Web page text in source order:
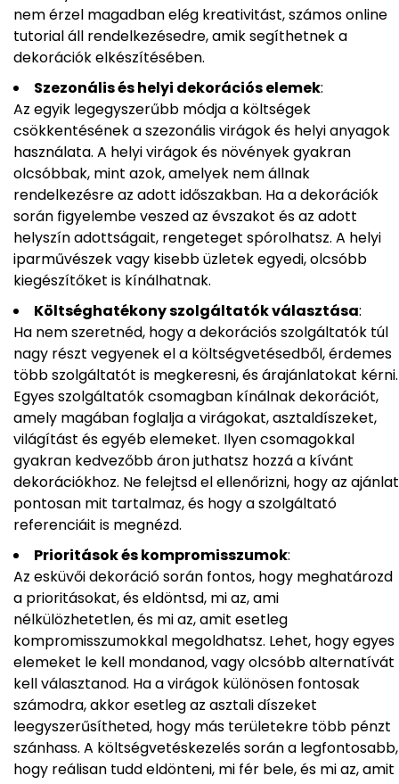
nem érzel magadban elég kreativitást, számos online
tutorial áll rendelkezésedre, amik segíthetnek a
dekorációk elkészítésében.
Szezonális és helyi dekorációs elemek:
Az egyik legegyszerűbb módja a költségek
csökkentésének a szezonális virágok és helyi anyagok
használata. A helyi virágok és növények gyakran
olcsóbbak, mint azok, amelyek nem állnak
rendelkezésre az adott időszakban. Ha a dekorációk
során figyelembe veszed az évszakot és az adott
helyszín adottságait, rengeteget spórolhatsz. A helyi
iparművészek vagy kisebb üzletek egyedi, olcsóbb
kiegészítőket is kínálhatnak.
Költséghatékony szolgáltatók választása:
Ha nem szeretnéd, hogy a dekorációs szolgáltatók túl
nagy részt vegyenek el a költségvetésedből, érdemes
több szolgáltatót is megkeresni, és árajánlatokat kérni.
Egyes szolgáltatók csomagban kínálnak dekorációt,
amely magában foglalja a virágokat, asztaldíszeket,
világítást és egyéb elemeket. Ilyen csomagokkal
gyakran kedvezőbb áron juthatsz hozzá a kívánt
dekorációkhoz. Ne felejtsd el ellenőrizni, hogy az ajánlat
pontosan mit tartalmaz, és hogy a szolgáltató
referenciáit is megnézd.
Prioritások és kompromisszumok:
Az esküvői dekoráció során fontos, hogy meghatározd
a prioritásokat, és eldöntsd, mi az, ami
nélkülözhetetlen, és mi az, amit esetleg
kompromisszumokkal megoldhatsz. Lehet, hogy egyes
elemeket le kell mondanod, vagy olcsóbb alternatívát
kell választanod. Ha a virágok különösen fontosak
számodra, akkor esetleg az asztali díszeket
leegyszerűsítheted, hogy más területekre több pénzt
szánhass. A költségvetéskezelés során a legfontosabb,
hogy reálisan tudd eldönteni, mi fér bele, és mi az, amit